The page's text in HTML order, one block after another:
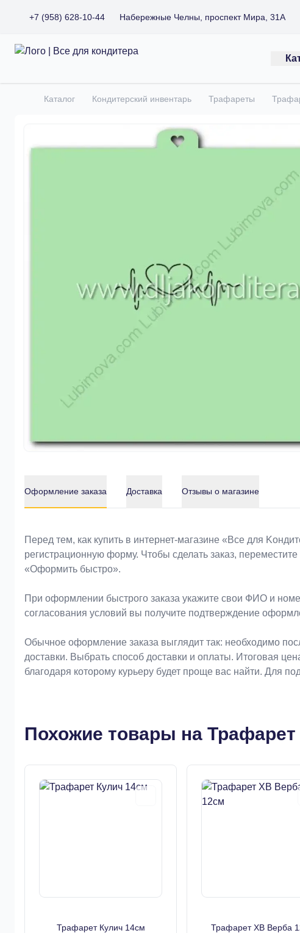
+7 (958) 628-10-44 Набережные Челны, проспект Мира, 31А
Все для кондитера
Главная
Каталог Кондитерский инвентарь Трафареты
Оформление заказа Доставка Отзывы о магазине
Оформление заказа
Перед тем, как купить в интернет-магазине «Bce для
регистрационную форму. Чтобы сделать заказ,
«Оформить быстро».
При оформлении быстрого заказа укажите свои ФИО и
согласования условий вы получите подтверждение
Обычное оформление заказа выглядит так: необходимо
доставки. Выбрать способ доставки и оплаты. Итоговая
благодаря которому курьеру будет проще вас найти. Для
Похожие товары на
Трафарет Кулич 14см Трафарет ХВ Верба